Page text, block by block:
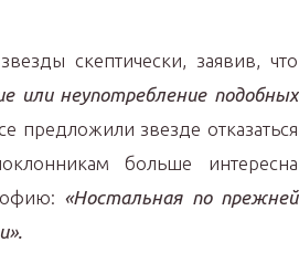
скептически, заявив, что
или неупотребление подобных
предложили звезде отказаться
больше интересна
«Ностальная по прежней